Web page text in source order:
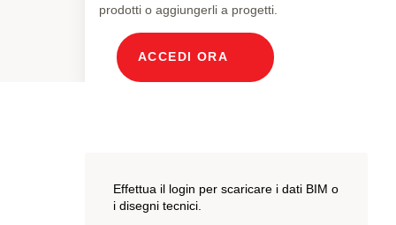
prodotti o aggiungerli a progetti.
ACCEDI ORA
Effettua il login per scaricare i dati BIM o
i disegni tecnici.